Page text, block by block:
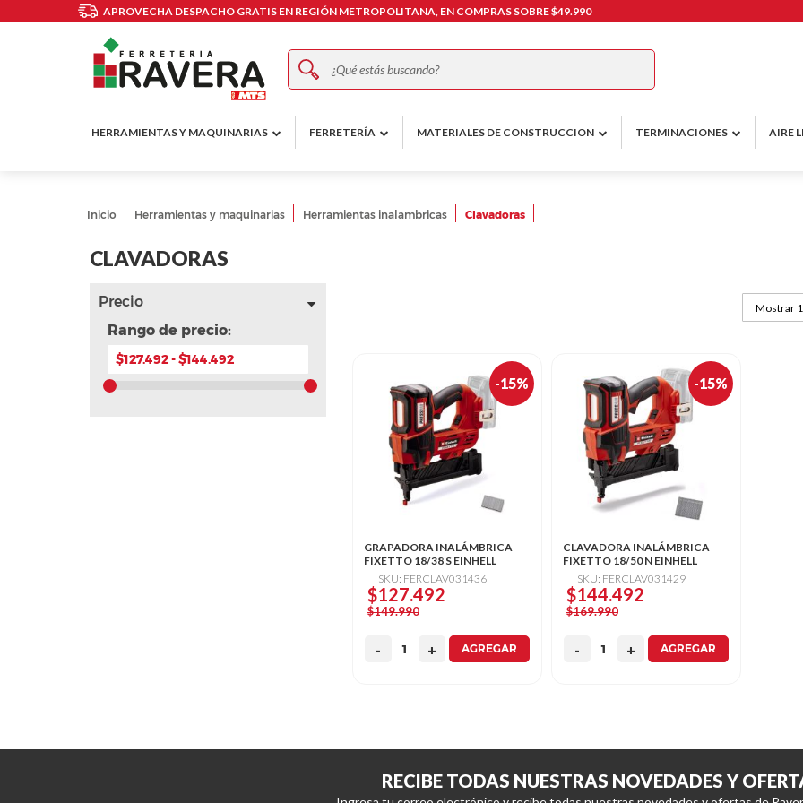
APROVECHA DESPACHO GRATIS EN REGIÓN METROPOLITANA, EN COMPRAS SOBRE $49.990
Buscar
HERRAMIENTAS Y MAQUINARIAS FERRETERÍA MATERIALES DE CONSTRUCCION TERMINACIONES AIRE
Inicio Herramientas y maquinarias Herramientas inalambricas Clavadoras
CLAVADORAS
-15%
GRAPADORA INALÁMBRICA
FIXETTO 18/38 S EINHELL
SKU: FERCLAV031436
$127.492
$149.990
AGREGAR
-15%
CLAVADORA INALÁMBRICA
FIXETTO 18/50 N EINHELL
SKU: FERCLAV031429
$144.492
$169.990
AGREGAR
Precio
Rango de precio:
RECIBE TODAS NUESTRAS NOVEDADES Y